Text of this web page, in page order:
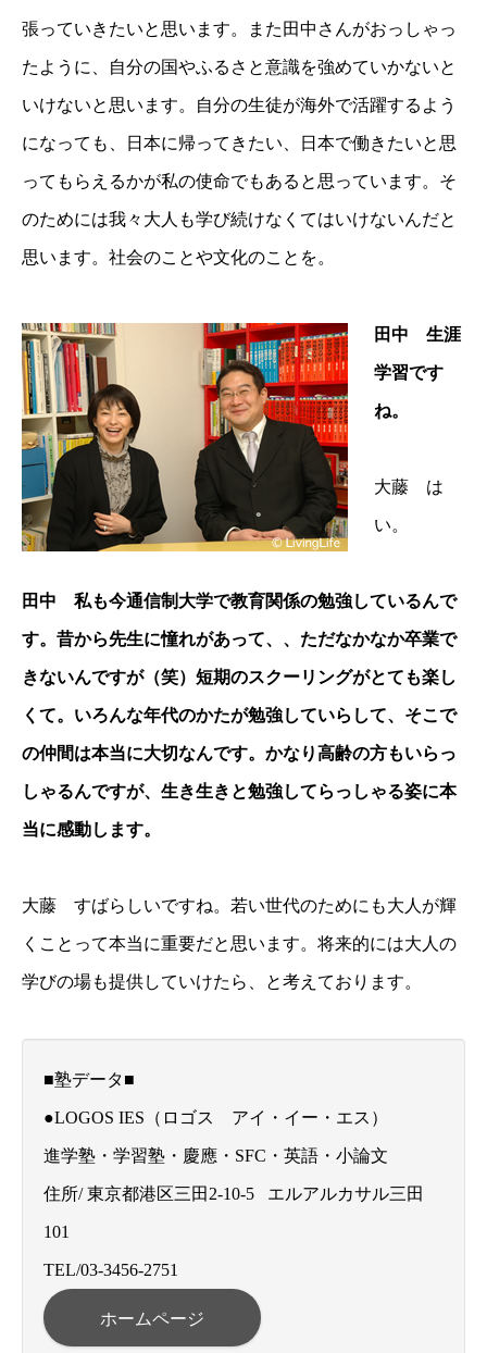
張っていきたいと思います。また田中さんがおっしゃっ
たように、自分の国やふるさと意識を強めていかないと
いけないと思います。自分の生徒が海外で活躍するよう
になっても、日本に帰ってきたい、日本で働きたいと思
ってもらえるかが私の使命でもあると思っています。そ
のためには我々大人も学び続けなくてはいけないんだと
思います。社会のことや文化のことを。
田中 生涯
学習です
ね。
大藤 は
い。
田中 私も今通信制大学で教育関係の勉強しているんで
す。昔から先生に憧れがあって、、ただなかなか卒業で
きないんですが（笑）短期のスクーリングがとても楽し
くて。いろんな年代のかたが勉強していらして、そこで
の仲間は本当に大切なんです。かなり高齢の方もいらっ
しゃるんですが、生き生きと勉強してらっしゃる姿に本
当に感動します。
大藤 すばらしいですね。若い世代のためにも大人が輝
くことって本当に重要だと思います。将来的には大人の
学びの場も提供していけたら、と考えております。
■塾データ■
●LOGOS IES（ロゴス アイ・イー・エス）
進学塾・学習塾・慶應・SFC・英語・小論文
住所/ 東京都港区三田2-10-5 エルアルカサル三田
101
TEL/03-3456-2751
ホームページ